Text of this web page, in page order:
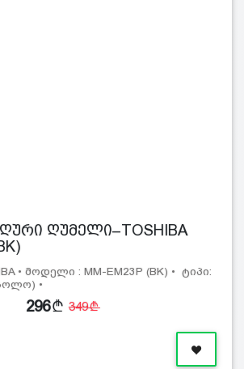
ღუმელი–TOSHIBA
• მოდელი : MM-EM23P (BK) • ტიპი:
•
296 349